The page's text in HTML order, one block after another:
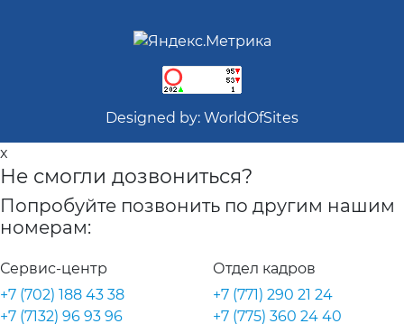
Designed by: WorldOfSites
x
Не смогли дозвониться?
Попробуйте позвонить по другим нашим
номерам:
Сервис-центр
+7 (702) 188 43 38
+7 (7132) 96 93 96
Отдел кадров
+7 (771) 290 21 24
+7 (775) 360 24 40